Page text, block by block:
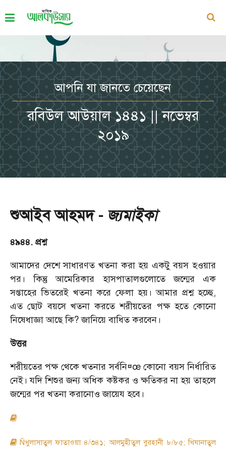
আপনি যা জানতে চেয়েছেন
রবিউল আউয়াল ১৪৪১ || নভেম্বর
২০১৯
শুআইব আহমদ - জ্যমাইকা
৪৯৪৪. প্রশ্ন
আমাদের দেশে সাধারণত খতনা করা হয় একটু বয়স হওয়ার
পর। কিন্তু আমেরিকার হাসপাতালগুলোতে জন্মের এক
সপ্তাহের ভিতরেই খতনা করে ফেলা হয়। আমার প্রশ্ন হচ্ছে,
এত ছোট বয়সে খতনা করতে শরীয়তের পক্ষ হতে কোনো
নিষেধাজ্ঞা আছে কি? জানিয়ে বাধিত করবেন।
উত্তর
শরীয়তের পক্ষ থেকে খতনার সর্বনি¤œ কোনো বয়স নির্ধারিত
নেই। যদি শিশুর জন্য অধিক কষ্টকর ও ক্ষতিকর না হয় তাহলে
জন্মের পর খতনা করানোও জায়েয হবে।
Ñখুলাসাতুল ফাতাওয়া ৪/৩৪১; আলমুহীতুল বুরহানী ৮/৮৫; খিযানাতুল